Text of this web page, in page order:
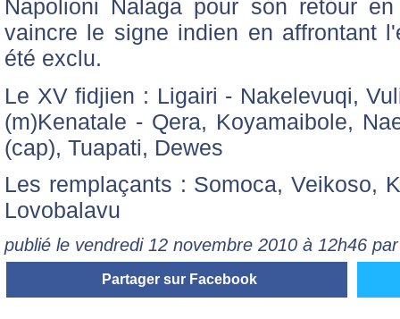
Napolioni Nalaga pour son retour
vaincre le signe indien en affrontant
été exclu.
Le XV fidjien : Ligairi - Nakelevuqi,
(m)Kenatale - Qera, Koyamaibole,
(cap), Tuapati, Dewes
Les remplaçants : Somoca, Veikoso,
Lovobalavu
publié le vendredi 12 novembre 2010 à 12h46
Partager sur Facebook